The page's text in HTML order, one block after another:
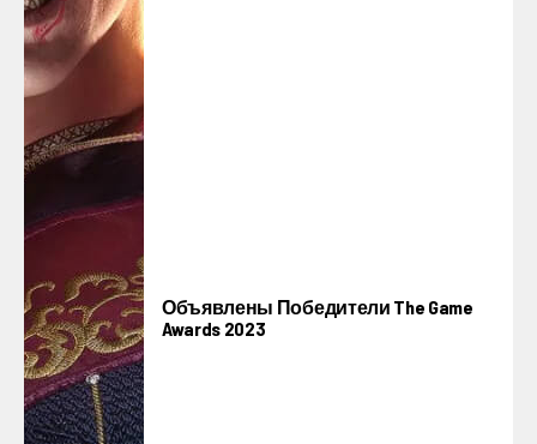
Объявлены Победители The Game
Awards 2023